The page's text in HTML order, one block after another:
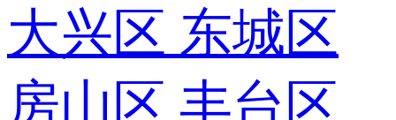
大兴区 东城区
房山区 丰台区